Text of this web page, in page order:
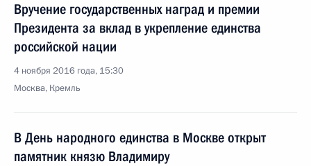
Вручение государственных наград и премии
Президента за вклад в укрепление единства
российской нации
4 ноября 2016 года, 15:30
Москва, Кремль
В День народного единства в Москве открыт
памятник князю Владимиру